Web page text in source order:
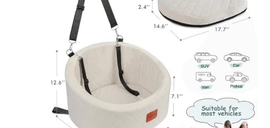
chien Lealchum
est spécialisé
dans le
la production
d'accessoires de
voiture pour
animaux de
compagnie,
offrant différents